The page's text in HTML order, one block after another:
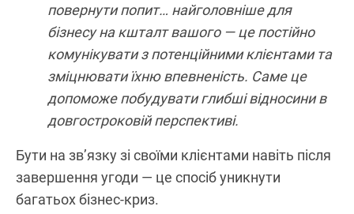
повернути попит… найголовніше для
бізнесу на кшталт вашого — це постійно
комунікувати з потенційними клієнтами та
зміцнювати їхню впевненість. Саме це
допоможе побудувати глибші відносини в
довгостроковій перспективі.
Бути на зв’язку зі своїми клієнтами навіть після
завершення угоди — це спосіб уникнути
багатьох бізнес-криз.